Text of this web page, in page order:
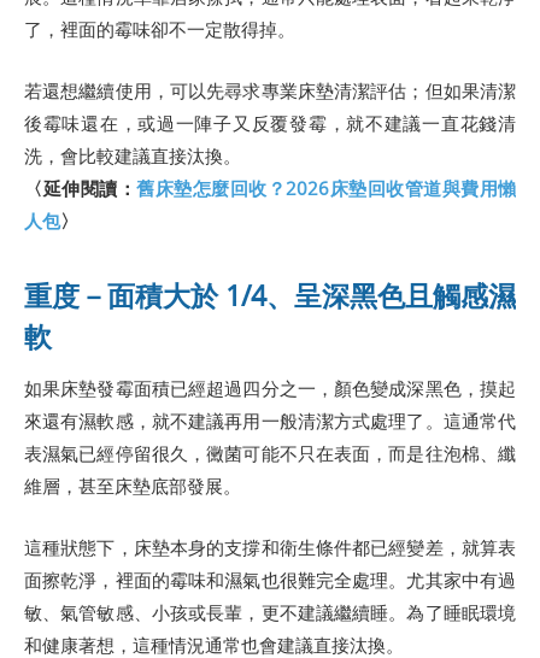
了，裡面的霉味卻不一定散得掉。
若還想繼續使用，可以先尋求專業床墊清潔評估；但如果清潔
後霉味還在，或過一陣子又反覆發霉，就不建議一直花錢清
洗，會比較建議直接汰換。
〈延伸閱讀： 舊床墊怎麼回收？2026床墊回收管道與費用懶
人包〉
重度－面積大於 1/4、呈深黑色且觸感濕
軟
如果床墊發霉面積已經超過四分之一，顏色變成深黑色，摸起
來還有濕軟感，就不建議再用一般清潔方式處理了。這通常代
表濕氣已經停留很久，黴菌可能不只在表面，而是往泡棉、纖
維層，甚至床墊底部發展。
這種狀態下，床墊本身的支撐和衛生條件都已經變差，就算表
面擦乾淨，裡面的霉味和濕氣也很難完全處理。尤其家中有過
敏、氣管敏感、小孩或長輩，更不建議繼續睡。為了睡眠環境
和健康著想，這種情況通常也會建議直接汰換。